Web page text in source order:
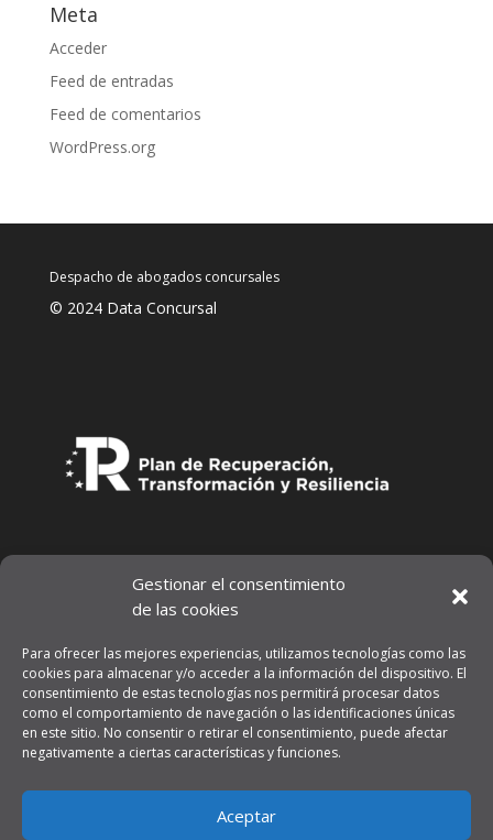
Gestionar el consentimiento
de las cookies
Para ofrecer las mejores experiencias, utilizamos tecnologías como las
cookies para almacenar y/o acceder a la información del dispositivo. El
consentimiento de estas tecnologías nos permitirá procesar datos
como el comportamiento de navegación o las identificaciones únicas
en este sitio. No consentir o retirar el consentimiento, puede afectar
negativamente a ciertas características y funciones.
Aceptar
Meta
Acceder
Feed de entradas
Feed de comentarios
WordPress.org
Despacho de abogados concursales
© 2024 Data Concursal